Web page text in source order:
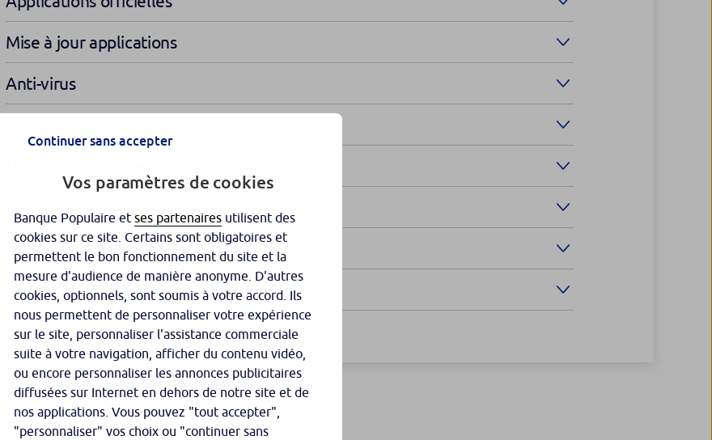
Mise à jour applications
Anti-virus
Sauvegarde données
Recharge du smartphone
Continuer sans accepter
Vos paramètres de cookies
Banque Populaire et ses partenaires utilisent des
cookies sur ce site. Certains sont obligatoires et
permettent le bon fonctionnement du site et la
mesure d'audience de manière anonyme. D'autres
cookies, optionnels, sont soumis à votre accord. Ils
nous permettent de personnaliser votre expérience
sur le site, personnaliser l'assistance commerciale
suite à votre navigation, afficher du contenu vidéo,
ou encore personnaliser les annonces publicitaires
diffusées sur Internet en dehors de notre site et de
nos applications. Vous pouvez "tout accepter",
"personnaliser" vos choix ou "continuer sans